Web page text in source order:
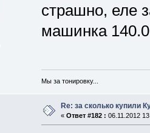
страшно, еле
машинка
Мы за тонировку...
Re: за сколько купили
« Ответ #182 : 06.11.2012